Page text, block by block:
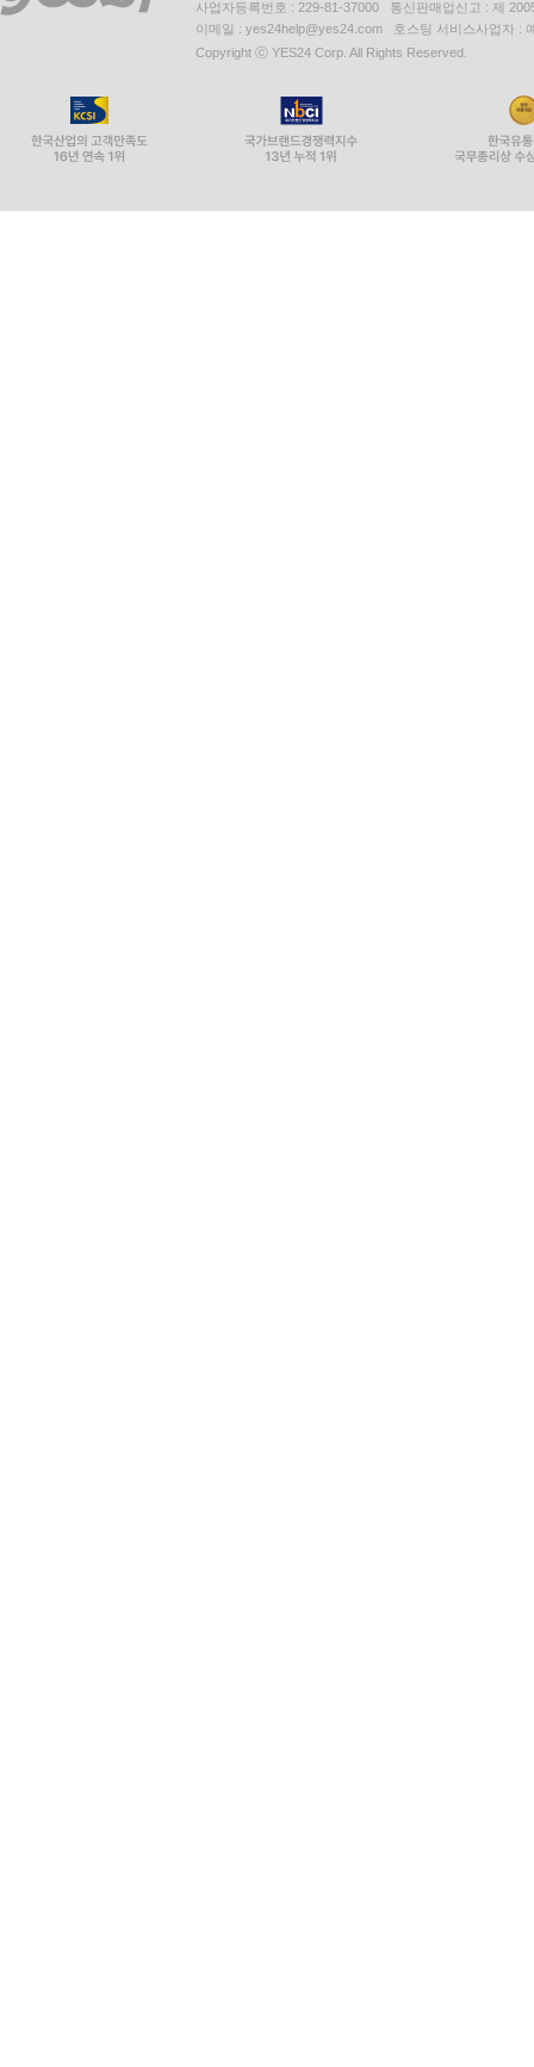
사업자등록번호 : 229-81-37000 통신판매업신고 : 제
이메일 : yes24help@yes24.com 호스팅 서비스사업자 :
Copyright ⓒ YES24 Corp. All Rights Reserved.